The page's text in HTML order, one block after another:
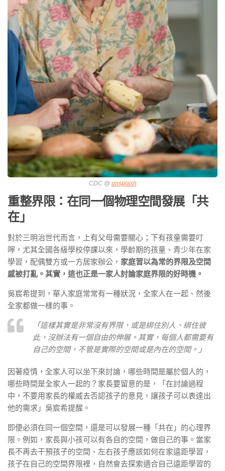
CDC @ unsplash
重整界限：在同一個物理空間發展「共
在」
對於三明治世代而言，上有父母需要關心；下有孩童需要叮
嚀，尤其全國各級學校停課以來，學齡期的孩童、青少年在家
學習，配偶雙方或一方居家辦公， 家庭習以為常的界限及空間
感被打亂。其實，這也正是一家人討論家庭界限的好時機。
吳宸希提到，華人家庭常常有一種狀況，全家人在一起、然後
全家都做一樣的事。
「這樣其實是非常沒有界限，或是綁住別人、綁住彼
此，沒辦法有一個自由的伸展。其實，每個人都需要有
自己的空間，不管是實際的空間或是內在的空間。」
因著疫情，全家人可以坐下來討論，哪些時間是屬於個人的，
哪些時間是全家人一起的？家長要留意的是，「在討論過程
中，不要用家長的權威去否認孩子的意見，讓孩子可以表達出
他的需求」吳宸希提醒。
即便必須在同一個空間，還是可以發展一種「共在」的心理界
限。例如，家長與小孩可以有各自的空間，做自己的事。當家
長不再去干預孩子的空間、左右孩子應該如何在家遠距學習，
孩子在自己的空間界限裡，自然會去探索適合自己遠距學習的